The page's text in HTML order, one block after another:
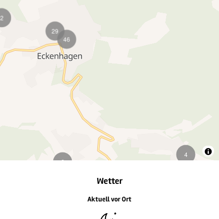
Wetter
Aktuell vor Ort